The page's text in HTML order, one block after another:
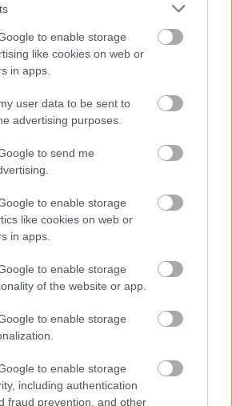
to enable storage
like cookies on web or
in apps.
user data to be sent to
advertising purposes.
to send me
to enable storage
like cookies on web or
in apps.
to enable storage
of the website or app.
to enable storage
to enable storage
including authentication
fraud prevention, and other
εμπόριο), είναι καλή
χειμερινά πακέτα,
εποχής, επικοινωνία για
ότι υπάρχουν πανέμορφες
άψογα και τον χειμώνα, να
εξαιρετική εμπειρία στον
που σημαίνει ότι ο κλάδος
την τάση.
μια σημαντική παρουσία
προορισμούς που
για τη χειμερινή/εκτός σεζόν
της ETC και άλλες μελέτες
βρίσκεται στο top 10 —